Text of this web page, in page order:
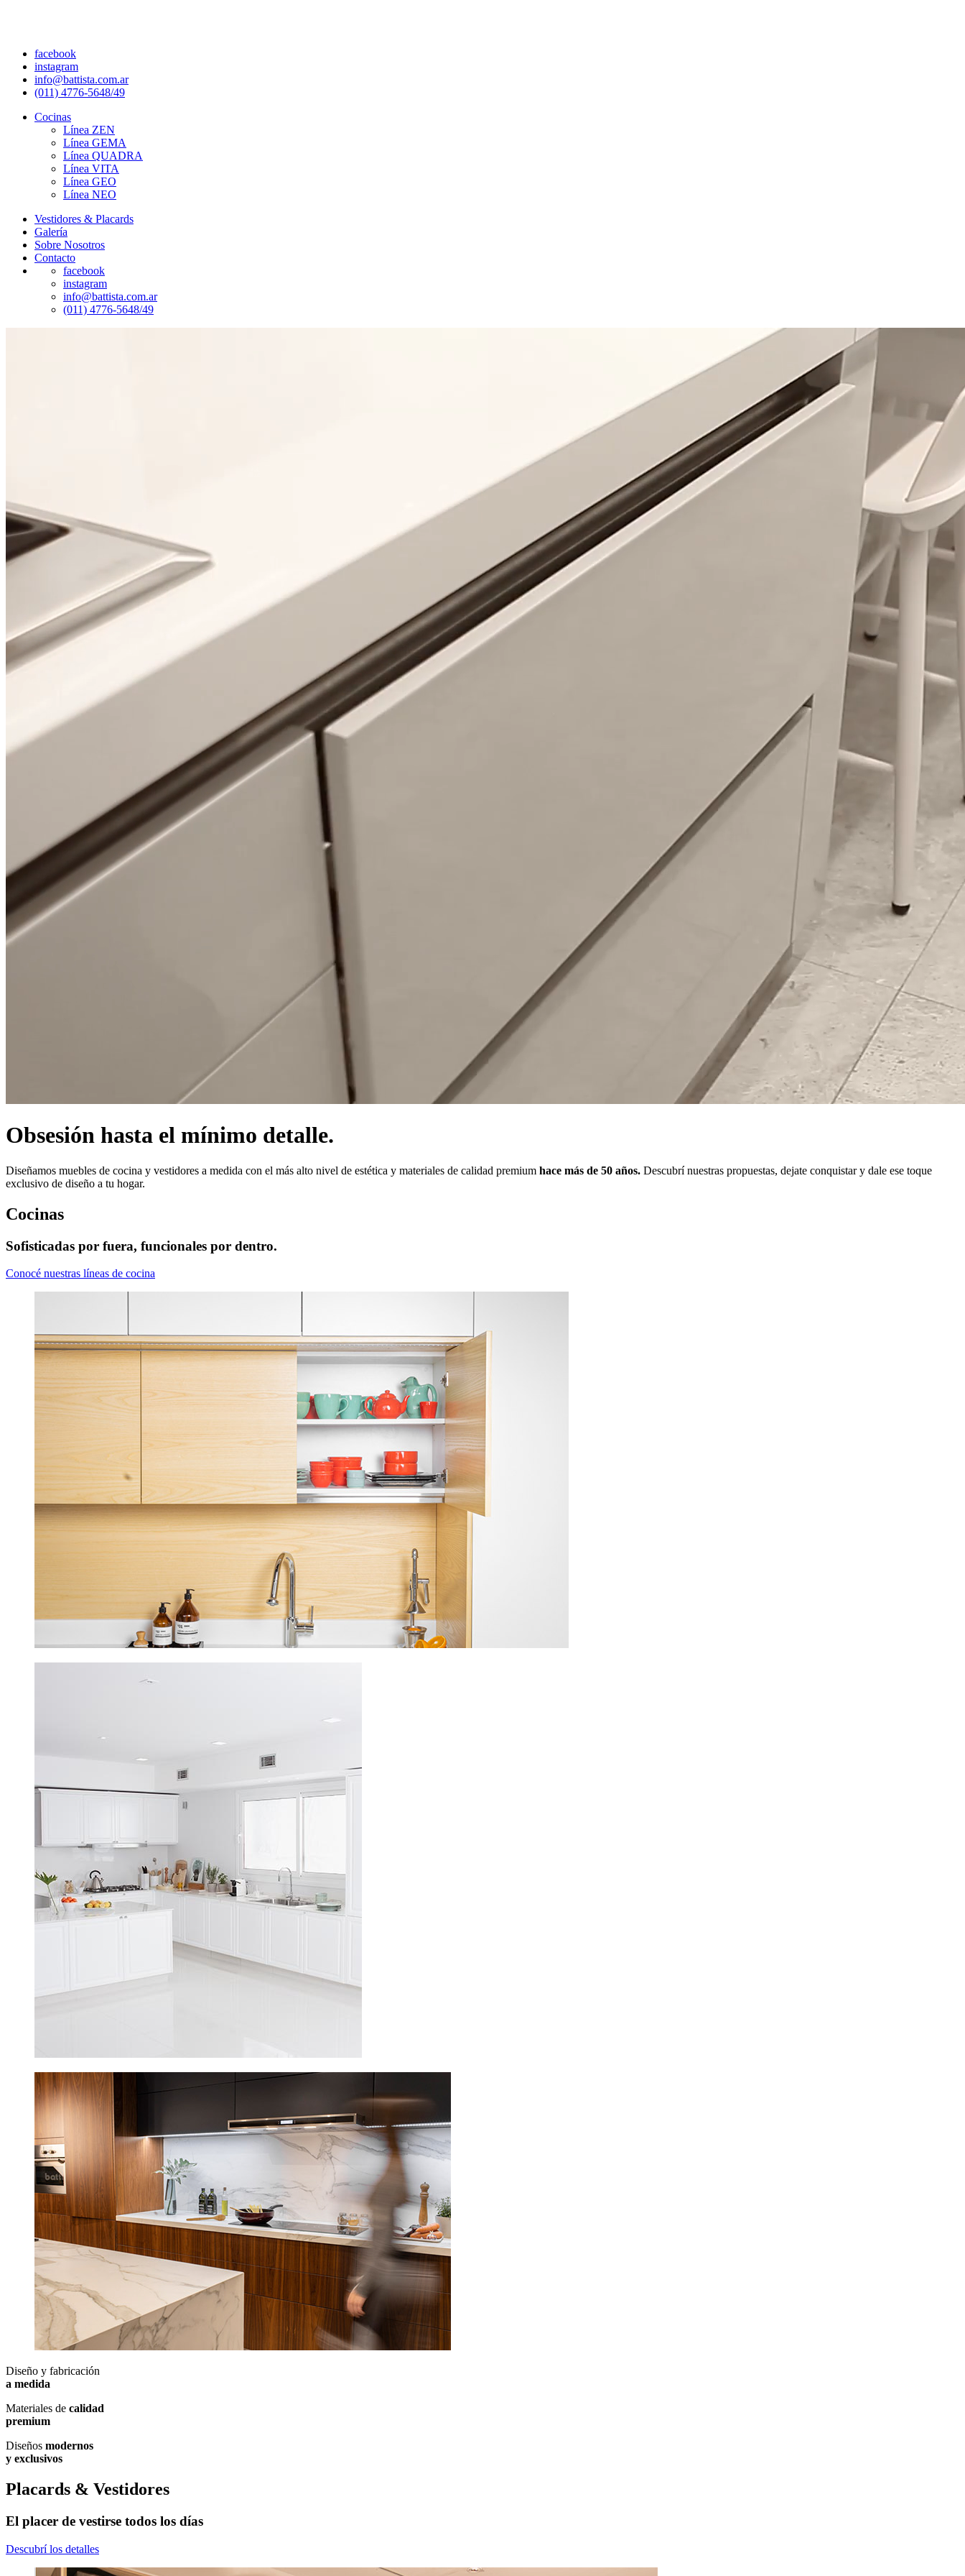
facebook
instagram
info@battista.com.ar
(011) 4776-5648/49
Cocinas
Línea ZEN
Línea GEMA
Línea QUADRA
Línea VITA
Línea GEO
Línea NEO
Vestidores & Placards
Galería
Sobre Nosotros
Contacto
facebook
instagram
info@battista.com.ar
(011) 4776-5648/49
Obsesión hasta el mínimo detalle.
Diseñamos muebles de cocina y vestidores a medida con el más alto nivel de estética y materiales de calidad premium hace más de 50 años. Descubrí nuestras propuestas, dejate conquistar y dale ese toque
exclusivo de diseño a tu hogar.
Cocinas
Sofisticadas por fuera, funcionales por dentro.
Conocé nuestras líneas de cocina
Diseño y fabricación
a medida
Materiales de calidad
premium
Diseños modernos
y exclusivos
Placards & Vestidores
El placer de vestirse todos los días
Descubrí los detalles